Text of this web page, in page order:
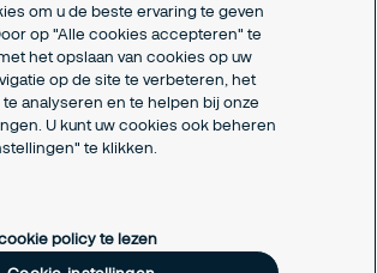
om u de beste ervaring te geven
op "Alle cookies accepteren" te
het opslaan van cookies op uw
op de site te verbeteren, het
analyseren en te helpen bij onze
U kunt uw cookies ook beheren
te klikken.
policy te lezen